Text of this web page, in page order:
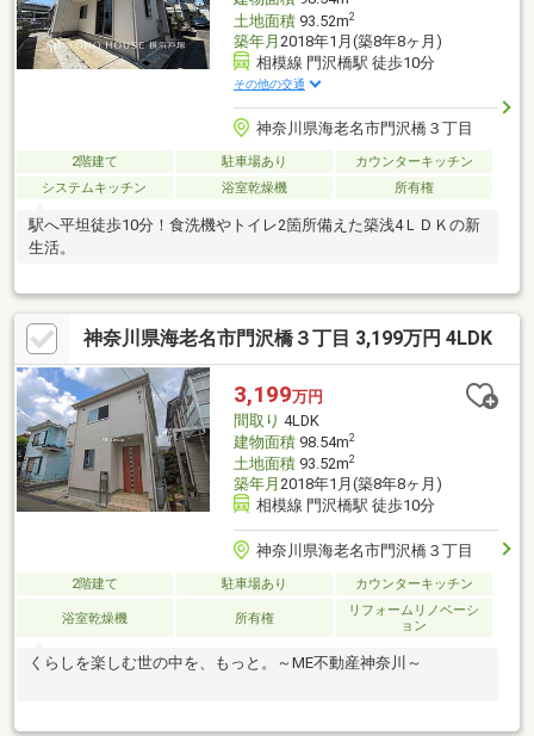
土地面積93.52m2
築年月 2018年1月(築8年8ヶ月)
相模線 門沢橋駅 徒歩10分
その他の交通
神奈川県海老名市門沢橋３丁目
2階建て 駐車場あり
カウンターキッチン
システムキッチン
浴室乾燥機 所有権
駅へ平坦徒歩10分！食洗機やトイレ2箇所備えた築浅4ＬＤＫの新
生活。
神奈川県海老名市門沢橋３丁目 3,199万円 4LDK
3,199万円
間取り 4LDK
建物面積98.54m2
土地面積93.52m2
築年月 2018年1月(築8年8ヶ月)
相模線 門沢橋駅 徒歩10分
神奈川県海老名市門沢橋３丁目
2階建て 駐車場あり カウンターキッチン
浴室乾燥機 所有権
リフォームリノベーシ
ョン
くらしを楽しむ世の中を、もっと。～ME不動産神奈川～